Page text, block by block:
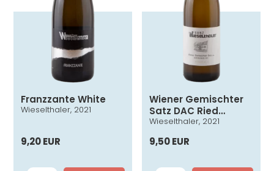
Franzzante White
Wieselthaler, 2021
9,20 EUR
Wiener Gemischter
Satz DAC Ried
Goldberg
Wieselthaler, 2021
9,50 EUR